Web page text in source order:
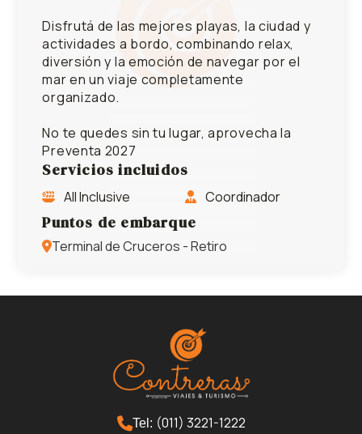
Disfrutá de las mejores playas, la ciudad y
actividades a bordo, combinando relax,
diversión y la emoción de navegar por el
mar en un viaje completamente
organizado.
No te quedes sin tu lugar, aprovecha la
Preventa 2027
Servicios incluidos
All Inclusive Coordinador
Puntos de embarque
Terminal de Cruceros - Retiro
Tel: (011) 3221-1222